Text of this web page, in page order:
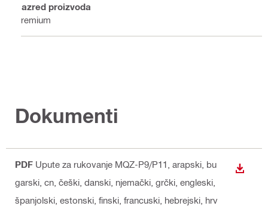
Razred proizvoda
Premium
Dokumenti
PDF Upute za rukovanje MQZ-P9/P11 , arapski, bu
garski, cn, češki, danski, njemački, grčki, engleski,
španjolski, estonski, finski, francuski, hebrejski, hrv